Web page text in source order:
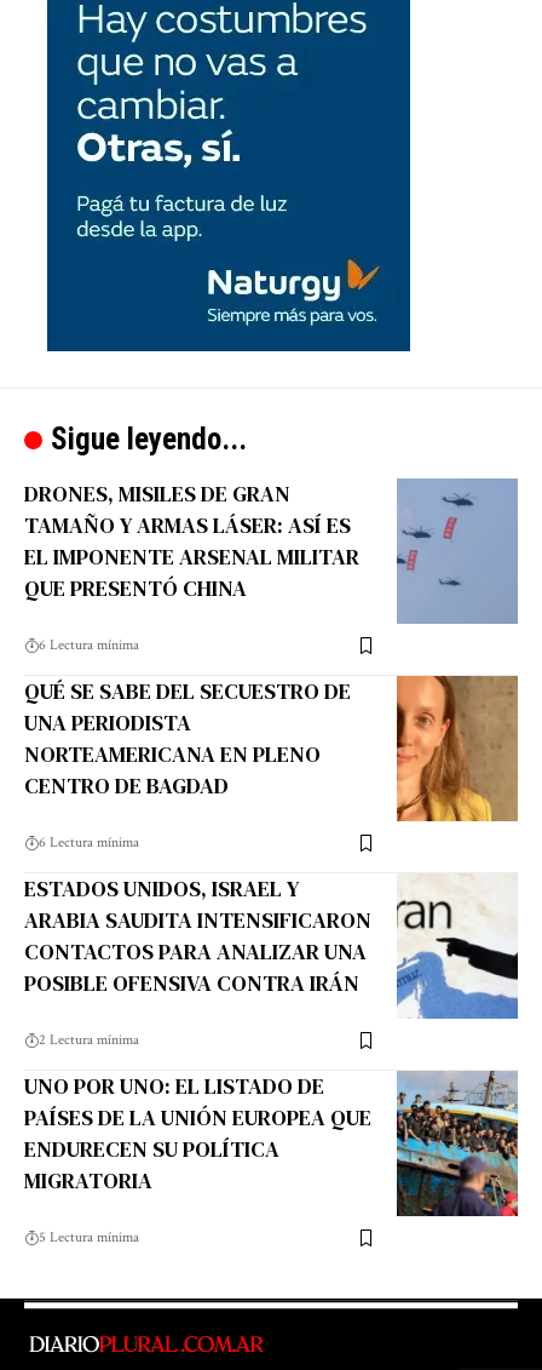
Sigue leyendo...
DRONES, MISILES DE GRAN
TAMAÑO Y ARMAS LÁSER: ASÍ ES
EL IMPONENTE ARSENAL MILITAR
QUE PRESENTÓ CHINA
6 Lectura mínima
QUÉ SE SABE DEL SECUESTRO DE
UNA PERIODISTA
NORTEAMERICANA EN PLENO
CENTRO DE BAGDAD
6 Lectura mínima
ESTADOS UNIDOS, ISRAEL Y
ARABIA SAUDITA INTENSIFICARON
CONTACTOS PARA ANALIZAR UNA
POSIBLE OFENSIVA CONTRA IRÁN
2 Lectura mínima
UNO POR UNO: EL LISTADO DE
PAÍSES DE LA UNIÓN EUROPEA QUE
ENDURECEN SU POLÍTICA
MIGRATORIA
5 Lectura mínima